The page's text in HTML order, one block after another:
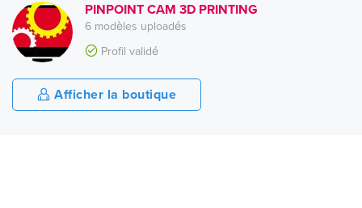
PINPOINT CAM 3D PRINTING
6 modèles uploadés
Profil validé
Afficher la boutique